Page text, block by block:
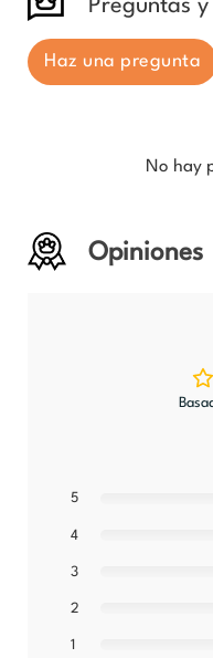
Preguntas
Haz una pregunta
No hay
Opiniones
5
4
3
2
1